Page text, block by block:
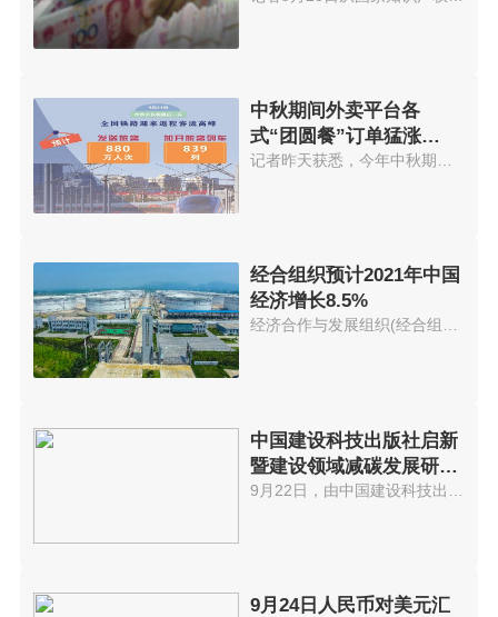
中秋期间外卖平台各
式“团圆餐”订单猛涨
574.56%
记者昨天获悉，今年中秋期间外卖...
经合组织预计2021年中国
经济增长8.5%
经济合作与发展组织(经合组织)21...
中国建设科技出版社启新
暨建设领域减碳发展研讨
会在京举办
9月24日人民币对美元汇